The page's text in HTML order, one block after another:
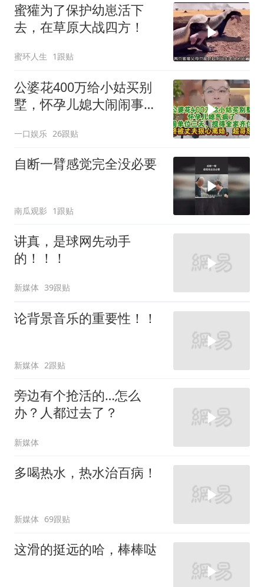
蜜獾为了保护幼崽活下
去，在草原大战四方！
蜜环人生 1跟贴
公婆花400万给小姑买别
墅，怀孕儿媳大闹闹事，
一口娱乐 26跟贴
自断一臂感觉完全没必要
南瓜观影 1跟贴
讲真，是球网先动手
的！！！
新媒体 39跟贴
论背景音乐的重要性！！
新媒体 2跟贴
旁边有个抢活的…怎么
办？人都过去了？
新媒体
多喝热水，热水治百病！
新媒体 69跟贴
这滑的挺远的哈，棒棒哒